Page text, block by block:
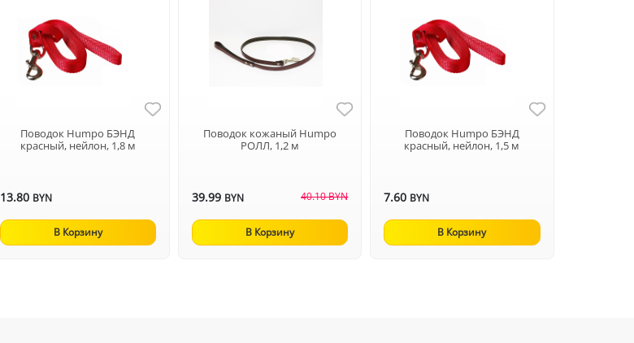
Поводок Humpo БЭНД
красный, нейлон, 1,8 м
13.80 BYN
В Корзину
Поводок кожаный Humpo
РОЛЛ, 1,2 м
39.99 BYN 40.10 BYN
В Корзину
Поводок Humpo БЭНД
красный, нейлон, 1,5 м
7.60 BYN
В Корзину